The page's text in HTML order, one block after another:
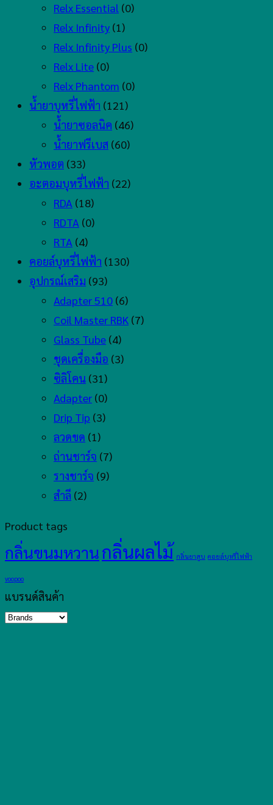
Relx Essential (0)
Relx Infinity (1)
Relx Infinity Plus (0)
Relx Lite (0)
Relx Phantom (0)
น้ำยาบุหรี่ไฟฟ้า (121)
น้ำยาซอลนิค (46)
น้ำยาฟรีเบส (60)
หัวพอต (33)
อะตอมบุหรี่ไฟฟ้า (22)
RDA (18)
RDTA (0)
RTA (4)
คอยล์บุหรี่ไฟฟ้า (130)
อุปกรณ์เสริม (93)
Adapter 510 (6)
Coil Master RBK (7)
Glass Tube (4)
ชุดเครื่องมือ (3)
ซิลิโคน (31)
Adapter (0)
Drip Tip (3)
ลวดขด (1)
ถ่านชาร์จ (7)
รางชาร์จ (9)
สำลี (2)
Product tags
กลิ่นขนมหวานกลิ่นผลไม้ กลิ่นยาสูบ คอยล์บุหรี่ไฟฟ้า
voopoo
แบรนด์สินค้า